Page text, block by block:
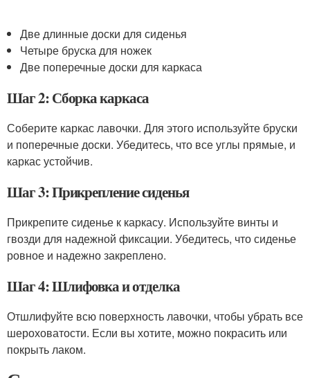
Две длинные доски для сиденья
Четыре бруска для ножек
Две поперечные доски для каркаса
Шаг 2: Сборка каркаса
Соберите каркас лавочки. Для этого используйте бруски
и поперечные доски. Убедитесь, что все углы прямые, и
каркас устойчив.
Шаг 3: Прикрепление сиденья
Прикрепите сиденье к каркасу. Используйте винты и
гвозди для надежной фиксации. Убедитесь, что сиденье
ровное и надежно закреплено.
Шаг 4: Шлифовка и отделка
Отшлифуйте всю поверхность лавочки, чтобы убрать все
шероховатости. Если вы хотите, можно покрасить или
покрыть лаком.